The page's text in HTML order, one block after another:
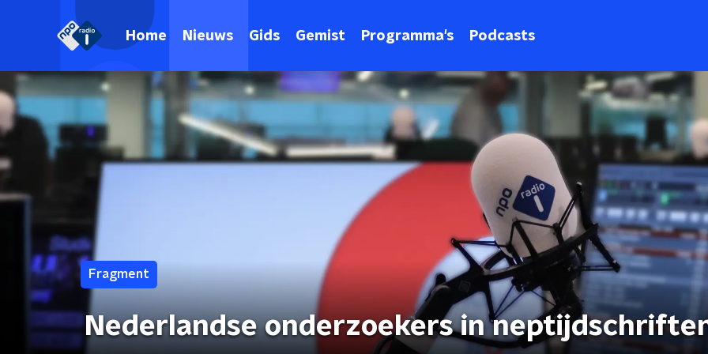
Home Nieuws Gids Gemist Programma's Podcasts
Fragment
Nederlandse onderzoekers in